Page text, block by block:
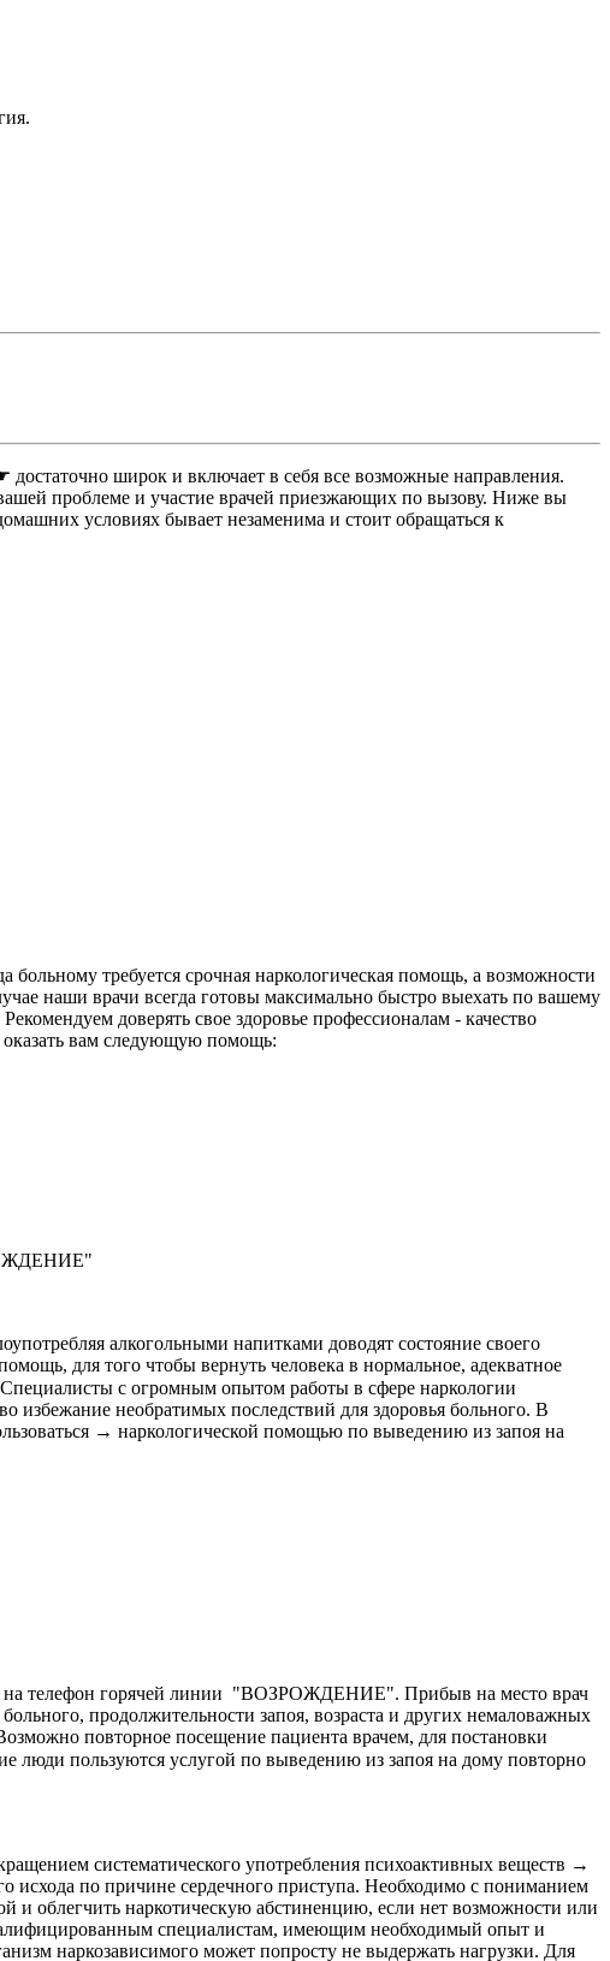
широк и включает в себя все возможные направления.
проблеме и участие врачей приезжающих по вызову. Ниже вы
условиях бывает незаменима и стоит обращаться к
требуется срочная наркологическая помощь, а возможности
наши врачи всегда готовы максимально быстро выехать по вашему
доверять свое здоровье профессионалам - качество
вам следующую помощь:
алкогольными напитками доводят состояние своего
для того чтобы вернуть человека в нормальное, адекватное
с огромным опытом работы в сфере наркологии
избежание необратимых последствий для здоровья больного. В
→ наркологической помощью по выведению из запоя на
на телефон горячей линии "ВОЗРОЖДЕНИЕ". Прибыв на место врач
продолжительности запоя, возраста и других немаловажных
повторное посещение пациента врачем, для постановки
пользуются услугой по выведению из запоя на дому повторно
систематического употребления психоактивных веществ →
исхода по причине сердечного приступа. Необходимо с пониманием
и облегчить наркотическую абстиненцию, если нет возможности или
специалистам, имеющим необходимый опыт и
наркозависимого может попросту не выдержать нагрузки. Для